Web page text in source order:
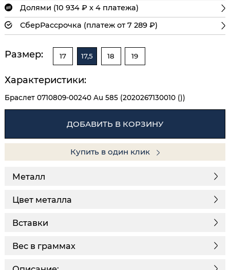
Долями (10 934 ₽ х 4 платежа)
СберРассрочка (платеж от 7 289 ₽)
Размер: 17 17,5 18 19
Характеристики:
Браслет 0710809-00240 Au 585 (2020267130010 ())
ДОБАВИТЬ В КОРЗИНУ
Купить в один клик
Металл
Цвет металла
Вставки
Вес в граммах